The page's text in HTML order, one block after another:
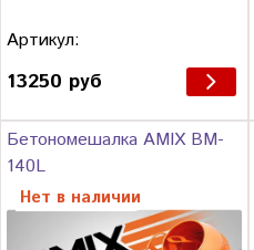
Артикул:
13250 руб
Бетономешалка AMIX BM-
140L
Нет в наличии